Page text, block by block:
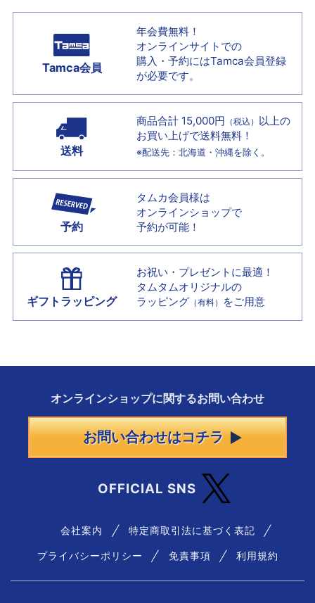
Tamca会員
年会費無料！
オンラインサイトでの
購入・予約にはTamca会員登録
が必要です。
送料
商品合計 15,000円 （税込） 以上の
お買い上げで送料無料！
※配送先：北海道・沖縄を除く。
予約
タムカ会員様は
オンラインショップで
予約が可能！
ギフトラッピング
お祝い・プレゼントに最適！
タムタムオリジナルの
ラッピング （有料） をご用意
オンラインショップに関するお問い合わせ
お問い合わせはコチラ
OFFICIAL SNS
会社案内 特定商取引法に基づく表記
プライバシーポリシー 免責事項 利用規約